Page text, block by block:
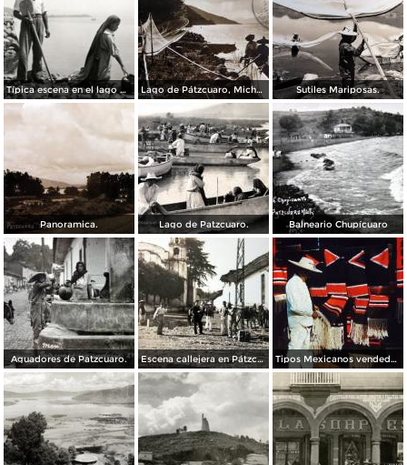
Típica escena en el lago de Pátzcuaro Lago de Pátzcuaro, Michoacán por el Fotógrafo Hugo Brehme. ( Circulada el 6 de Marzo de 1931 ). Sutiles Mariposas.
Panoramica. Lago de Patzcuaro. Balneario Chupícuaro
Aguadores de Patzcuaro. Escena callejera en Pátzcuaro, Michoacán. Tipos Mexicanos vendedor de Zarapes Pátzcuaro, Michoacán 1954.